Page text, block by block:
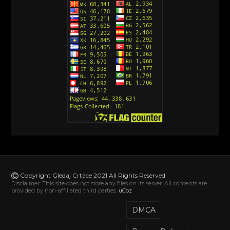
Action Man (Sinhronizovano na Hrvatski)
Action Man (2000) Sinhronizovano na Hrvatski
Andjeoski Prijatelji (Sinhronizovano na Srpski)
Ajkuca (Sharkdog) Sinhronizovano na Srpski
Alvin i veverice (Alvinnn!!! And the Chipmunks)
Sinhronizovano na Srpski
[78]
Abominable The Invisible (2022) Sinhronizovano
Copyright Gledaj Crtace 2021 All Rights Reserved
Disclaimer: This site does not store any files on its server. All contents are
provided by non-affiliated third parties. uCoz
DMCA